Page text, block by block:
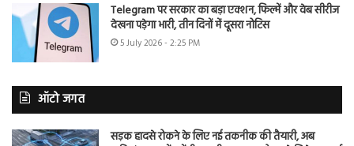
Telegram पर सरकार का बड़ा एक्शन, फिल्में और वेब सीरीज
देखना पड़ेगा भारी, तीन दिनों में दूसरा नोटिस
5 July 2026 - 2:25 PM
ऑटो जगत
सड़क हादसे रोकने के लिए नई तकनीक की तैयारी, अब